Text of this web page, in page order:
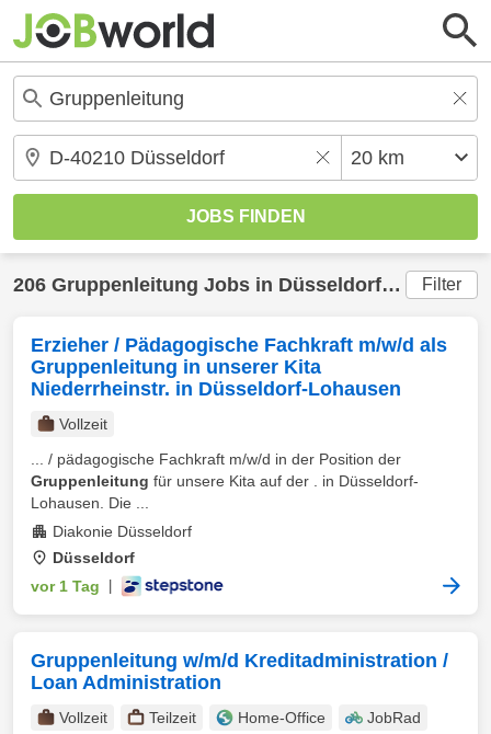
206 Gruppenleitung Jobs in Düsseldorf(20 km)
Filter
Erzieher / Pädagogische Fachkraft m/w/d als
Gruppenleitung in unserer Kita
Niederrheinstr. in Düsseldorf-Lohausen
Vollzeit
... / pädagogische Fachkraft m/w/d in der Position der
Gruppenleitung für unsere Kita auf der . in Düsseldorf-
Lohausen. Die ...
Diakonie Düsseldorf
Düsseldorf
vor 1 Tag
Gruppenleitung w/m/d Kreditadministration /
Loan Administration
Vollzeit Teilzeit Home-Office
JobRad